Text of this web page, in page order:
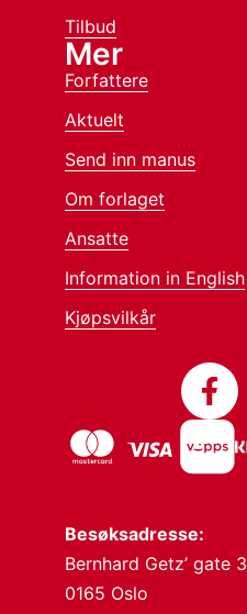
Besøksadresse:
Bernhard Getz’ gate 3
0165 Oslo
Tilbud
Mer
Forfattere
Aktuelt
Send inn manus
Om forlaget
Ansatte
Information in English
Kjøpsvilkår